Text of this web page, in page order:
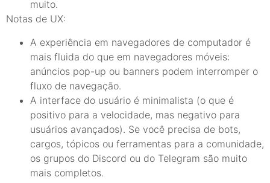
muito.
Notas de UX:
A experiência em navegadores de computador é
mais fluida do que em navegadores móveis:
anúncios pop-up ou banners podem interromper o
fluxo de navegação.
A interface do usuário é minimalista (o que é
positivo para a velocidade, mas negativo para
usuários avançados). Se você precisa de bots,
cargos, tópicos ou ferramentas para a comunidade,
os grupos do Discord ou do Telegram são muito
mais completos.